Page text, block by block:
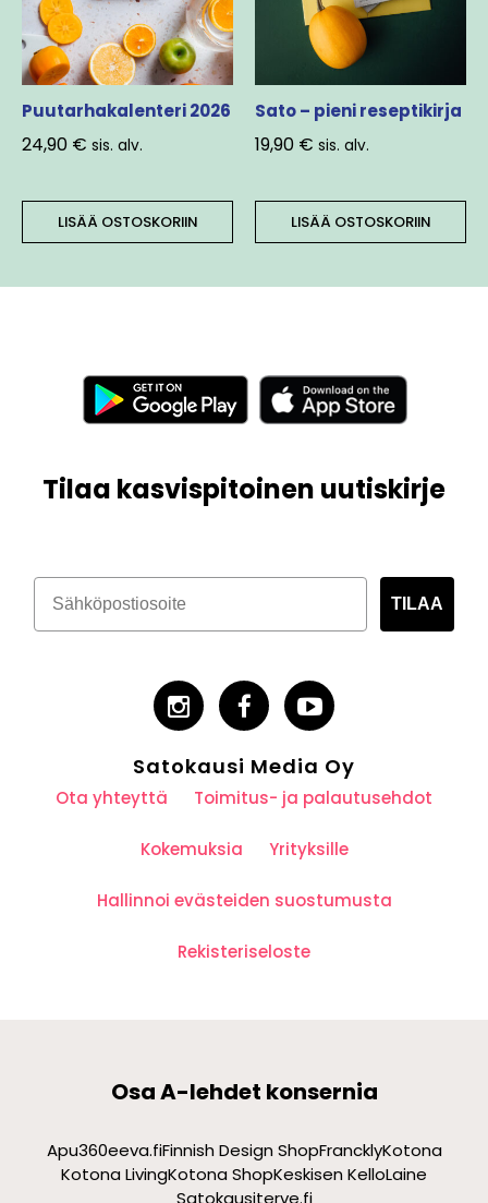
Puutarhakalenteri 2026
24,90 € sis. alv.
LISÄÄ OSTOSKORIIN
Sato – pieni reseptikirja
19,90 € sis. alv.
LISÄÄ OSTOSKORIIN
Tilaa kasvispitoinen uutiskirje
TILAA
Satokausi Media Oy
Ota yhteyttä Toimitus- ja palautusehdot
Kokemuksia Yrityksille
Hallinnoi evästeiden suostumusta
Rekisteriseloste
Osa A-lehdet konsernia
Apu360eeva.fiFinnish Design ShopFrancklyKotona
Kotona LivingKotona ShopKeskisen KelloLaine